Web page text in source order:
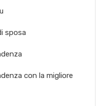
sposa
con la migliore